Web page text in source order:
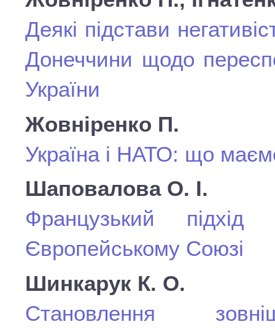
Деякі підстави
Донеччини щодо
України
Жовніренко П.
Україна і НАТО: що
Шаповалова О. І.
Французький підхід
Європейському Союзі
Шинкарук К. О.
Становлення